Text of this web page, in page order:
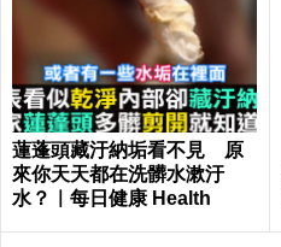
蓮蓬頭藏汙納垢看不見 原
來你天天都在洗髒水漱汙
水？｜每日健康 Health